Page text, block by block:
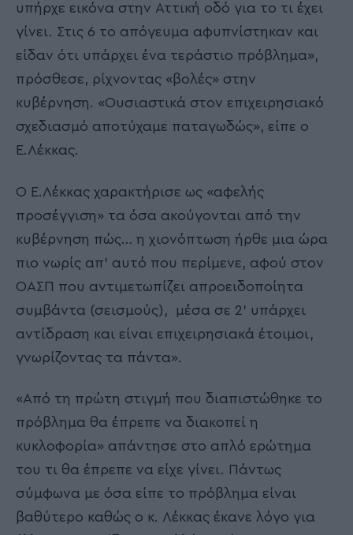
υπήρχε εικόνα στην Αττική οδό για το τι έχει
γίνει. Στις 6 το απόγευμα αφυπνίστηκαν και
είδαν ότι υπάρχει ένα τεράστιο πρόβλημα»,
πρόσθεσε, ρίχνοντας «βολές» στην
κυβέρνηση. «Ουσιαστικά στον επιχειρησιακό
σχεδιασμό αποτύχαμε παταγωδώς», είπε ο
Ε.Λέκκας.
Ο Ε.Λέκκας χαρακτήρισε ως «αφελής
προσέγγιση» τα όσα ακούγονται από την
κυβέρνηση πώς… η χιονόπτωση ήρθε μια ώρα
πιο νωρίς απ’ αυτό που περίμενε, αφού στον
ΟΑΣΠ που αντιμετωπίζει απροειδοποίητα
συμβάντα (σεισμούς), μέσα σε 2’ υπάρχει
αντίδραση και είναι επιχειρησιακά έτοιμοι,
γνωρίζοντας τα πάντα».
«Από τη πρώτη στιγμή που διαπιστώθηκε το
πρόβλημα θα έπρεπε να διακοπεί η
κυκλοφορία» απάντησε στο απλό ερώτημα
του τι θα έπρεπε να είχε γίνει. Πάντως
σύμφωνα με όσα είπε το πρόβλημα είναι
βαθύτερο καθώς ο κ. Λέκκας έκανε λόγο για